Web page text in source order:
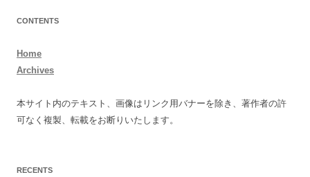
CONTENTS
Home
Archives
本サイト内のテキスト、画像はリンク用バナーを除き、著作者の許
可なく複製、転載をお断りいたします。
RECENTS